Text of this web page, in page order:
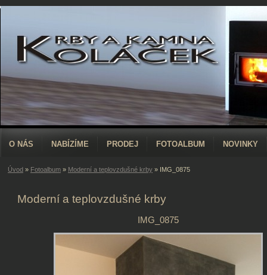
O NÁS NABÍZÍME PRODEJ FOTOALBUM NOVINKY
Úvod » Fotoalbum » Moderní a teplovzdušné krby » IMG_0875
Moderní a teplovzdušné krby
IMG_0875